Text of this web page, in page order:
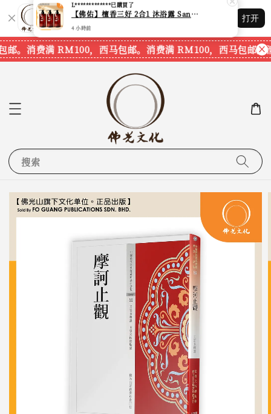
Shopping: 追踪您的订单
您信赖的商店
打开
。消费满 RM100，西马包邮。消费满 RM100，西马包邮。消
搜索